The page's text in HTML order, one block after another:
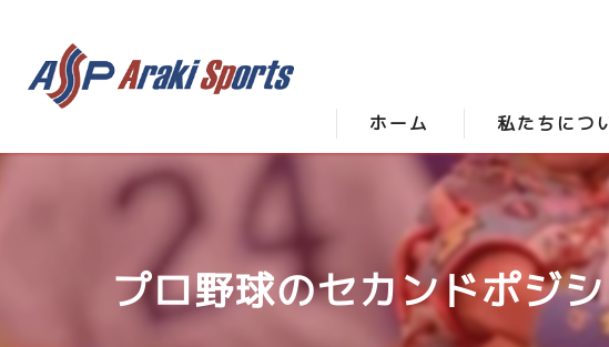
ホーム 私たちにつ
スタッフ紹介
よくある質問
プロ野球のセカンドポジ